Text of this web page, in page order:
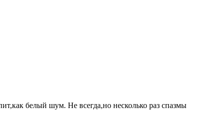
белый шум. Не всегда,но несколько раз спазмы